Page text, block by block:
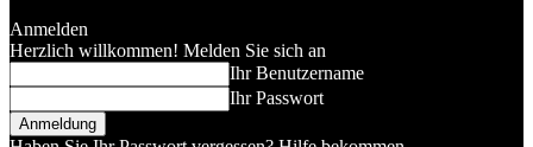
Anmelden
Herzlich willkommen! Melden Sie sich an
Ihr Benutzername
Ihr Passwort